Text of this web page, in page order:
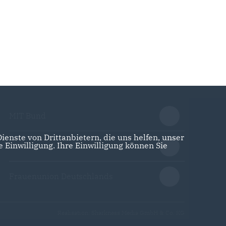
CDA Deutschlands
von Drittanbietern, die uns helfen, unser
Einwilligung. Ihre Einwilligung können Sie